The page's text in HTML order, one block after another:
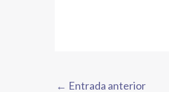
← Entrada anterior